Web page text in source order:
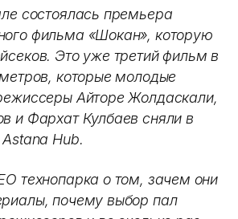
состоялась премьера
фильма «Шокан», которую
Это уже третий фильм в
которые молодые
Айторе Жолдаскали,
и Фархат Кулбаевсняли в
Hub.
технопарка о том, зачем они
почему выбор пал